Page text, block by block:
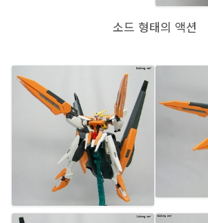
소드 형태의 액션